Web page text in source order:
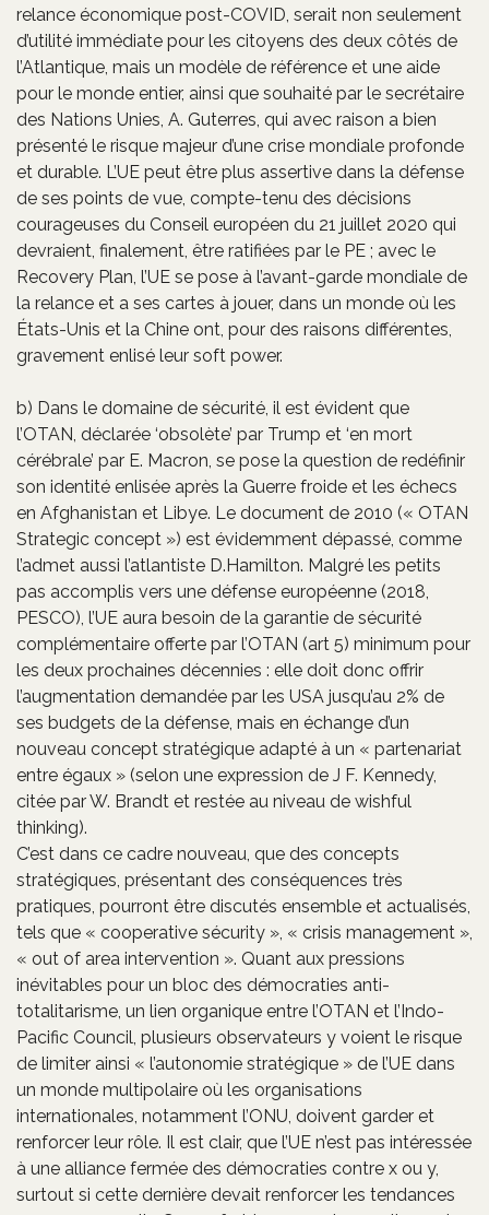
relance économique post-COVID, serait non seulement
d’utilité immédiate pour les citoyens des deux côtés de
l’Atlantique, mais un modèle de référence et une aide
pour le monde entier, ainsi que souhaité par le secrétaire
des Nations Unies, A. Guterres, qui avec raison a bien
présenté le risque majeur d’une crise mondiale profonde
et durable. L’UE peut être plus assertive dans la défense
de ses points de vue, compte-tenu des décisions
courageuses du Conseil européen du 21 juillet 2020 qui
devraient, finalement, être ratifiées par le PE ; avec le
Recovery Plan, l’UE se pose à l’avant-garde mondiale de
la relance et a ses cartes à jouer, dans un monde où les
États-Unis et la Chine ont, pour des raisons différentes,
gravement enlisé leur soft power.
b) Dans le domaine de sécurité, il est évident que
l’OTAN, déclarée ‘obsolète’ par Trump et ‘en mort
cérébrale’ par E. Macron, se pose la question de redéfinir
son identité enlisée après la Guerre froide et les échecs
en Afghanistan et Libye. Le document de 2010 (« OTAN
Strategic concept ») est évidemment dépassé, comme
l’admet aussi l’atlantiste D.Hamilton. Malgré les petits
pas accomplis vers une défense européenne (2018,
PESCO), l’UE aura besoin de la garantie de sécurité
complémentaire offerte par l’OTAN (art 5) minimum pour
les deux prochaines décennies : elle doit donc offrir
l’augmentation demandée par les USA jusqu’au 2% de
ses budgets de la défense, mais en échange d’un
nouveau concept stratégique adapté à un « partenariat
entre égaux » (selon une expression de J F. Kennedy,
citée par W. Brandt et restée au niveau de wishful
thinking).
C’est dans ce cadre nouveau, que des concepts
stratégiques, présentant des conséquences très
pratiques, pourront être discutés ensemble et actualisés,
tels que « cooperative sécurity », « crisis management »,
« out of area intervention ». Quant aux pressions
inévitables pour un bloc des démocraties anti-
totalitarisme, un lien organique entre l’OTAN et l’Indo-
Pacific Council, plusieurs observateurs y voient le risque
de limiter ainsi « l’autonomie stratégique » de l’UE dans
un monde multipolaire où les organisations
internationales, notamment l’ONU, doivent garder et
renforcer leur rôle. Il est clair, que l’UE n’est pas intéressée
à une alliance fermée des démocraties contre x ou y,
surtout si cette dernière devait renforcer les tendances